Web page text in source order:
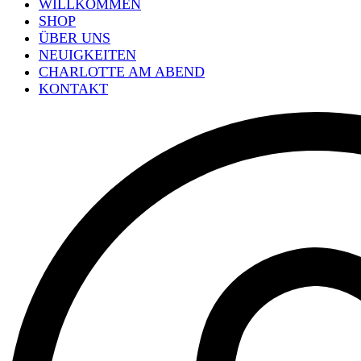
WILLKOMMEN
SHOP
ÜBER UNS
NEUIGKEITEN
CHARLOTTE AM ABEND
KONTAKT